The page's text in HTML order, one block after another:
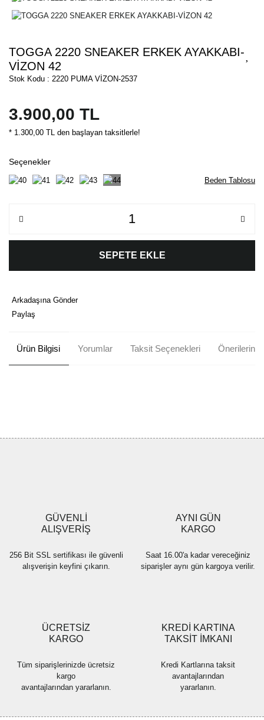
TOGGA 2220 SNEAKER ERKEK AYAKKABI-
VİZON 42
Stok Kodu : 2220 PUMA VİZON-2537
3.900,00 TL
* 1.300,00 TL den başlayan taksitlerle!
Seçenekler
Beden Tablosu
SEPETE EKLE
Arkadaşına Gönder
Paylaş
Ürün Bilgisi Yorumlar Taksit Seçenekleri Önerileriniz
Ürün fiyatı diğer sitelerden daha pahalı.
Bu ürüne benzer farklı alternatifler olmalı.
GÜVENLİ
ALIŞVERİŞ
256 Bit SSL sertifikası ile güvenli
alışverişin keyfini çıkarın.
AYNI GÜN
KARGO
Saat 16.00'a kadar vereceğiniz
siparişler aynı gün kargoya verilir.
ÜCRETSİZ
KARGO
Tüm siparişlerinizde ücretsiz
kargo
avantajlarından yararlanın.
KREDİ KARTINA
TAKSİT İMKANI
Kredi Kartlarına taksit
avantajlarından
yararlanın.